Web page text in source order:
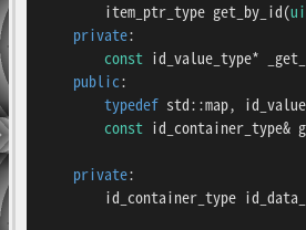
item_ptr_type get_by_id(
private:
const id_value_type*
public:
typedef std::map,
const id_container_type&
private:
id_container_type